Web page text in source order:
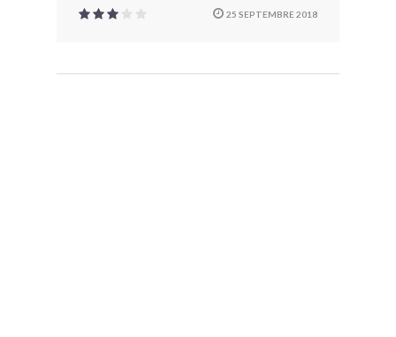
25 SEPTEMBRE 2018